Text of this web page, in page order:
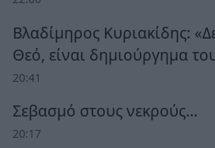
Βλαδίμηρος Κυριακίδης:
Θεό, είναι δημιούργημα
20:41
Σεβασμό στους νεκρούς…
20:17